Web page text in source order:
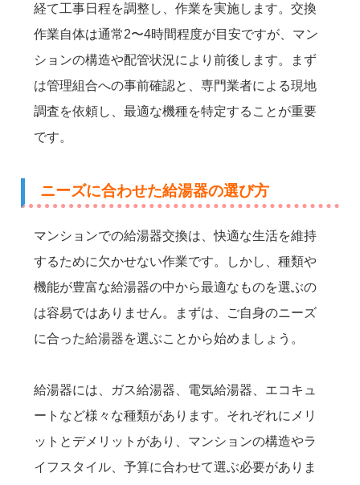
経て工事日程を調整し、作業を実施します。交換
作業自体は通常2〜4時間程度が目安ですが、マン
ションの構造や配管状況により前後します。まず
は管理組合への事前確認と、専門業者による現地
調査を依頼し、最適な機種を特定することが重要
です。
ニーズに合わせた給湯器の選び方
マンションでの給湯器交換は、快適な生活を維持
するために欠かせない作業です。しかし、種類や
機能が豊富な給湯器の中から最適なものを選ぶの
は容易ではありません。まずは、ご自身のニーズ
に合った給湯器を選ぶことから始めましょう。
給湯器には、ガス給湯器、電気給湯器、エコキュ
ートなど様々な種類があります。それぞれにメリ
ットとデメリットがあり、マンションの構造やラ
イフスタイル、予算に合わせて選ぶ必要がありま